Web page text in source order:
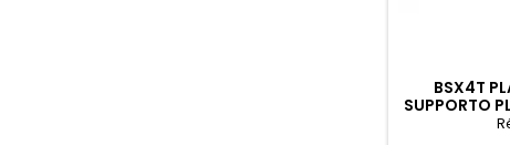
BSX4T
SUPPORTO